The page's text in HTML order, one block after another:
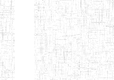
Afficher
GUIDER
GTTC
FUNDONG